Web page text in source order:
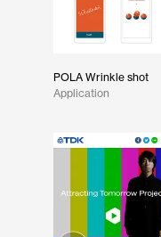
POLA Wrinkle shot
Application